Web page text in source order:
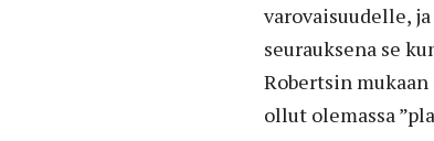
varovaisuudelle,
seurauksena se
Robertsin
ollut olemassa